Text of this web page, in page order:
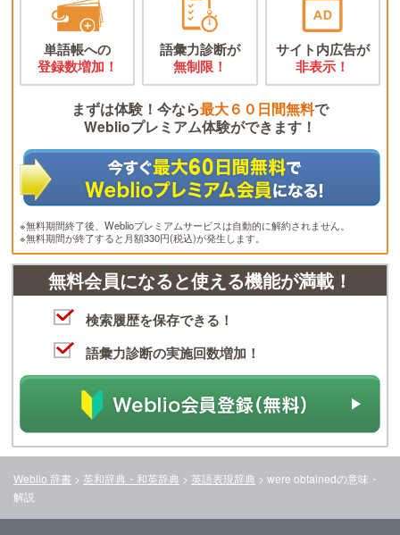
単語帳への
登録数増加！
語彙力診断が
無制限！
サイト内広告が
非表示！
まずは体験！今なら最大６０日間無料で
Weblioプレミアム体験ができます！
※無料期間終了後、Weblioプレミアムサービスは自動的に解約されません。
※無料期間が終了すると月額330円(税込)が発生します。
無料会員になると使える機能が満載！
検索履歴を保存できる！
語彙力診断の実施回数増加！
Weblio 辞書 > 英和辞典・和英辞典 > 英語表現辞典 > were obtainedの意味・
解説